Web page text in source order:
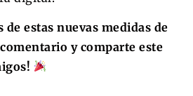
de estas nuevas medidas de
comentario y comparte este